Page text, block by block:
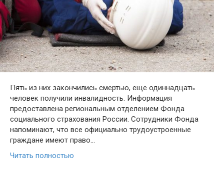
Пять из них закончились смертью, еще одиннадцать
человек получили инвалидность. Информация
предоставлена региональным отделением Фонда
социального страхования России. Сотрудники Фонда
напоминают, что все официально трудоустроенные
граждане имеют право…
Читать полностью